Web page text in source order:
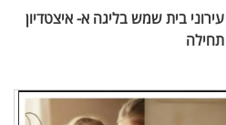
עירוני בית שמש בליגה א- איצטדיון
תחילה